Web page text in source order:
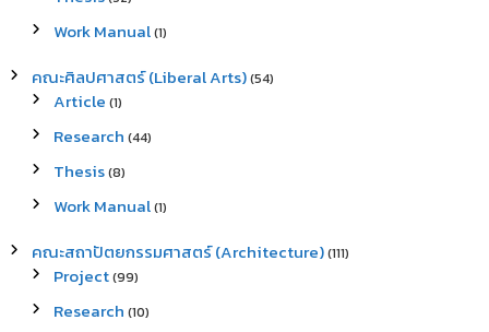
Work Manual(1)
คณะศิลปศาสตร์ (Liberal Arts)(54)
Article (1)
Research (44)
Thesis(8)
Work Manual(1)
คณะสถาปัตยกรรมศาสตร์ (Architecture)(111)
Project(99)
Research (10)